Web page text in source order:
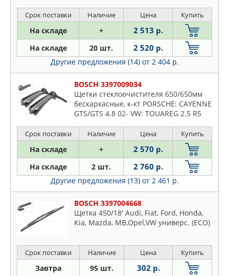
Rover Evoque, PORSCHE Cayenne
Срок поставки Наличие Цена Купить
На складе + 2 513 р.
На складе 20 шт. 2 520 р.
Другие предложения (14) от 2 404 р.
BOSCH 3397009034
Щетки стеклоочистителя 650/650мм
бескаркасные, к-кт PORSCHE: CAYENNE
GTS/GTS 4.8 02- VW: TOUAREG 2.5 R5
FSI/4.2 V8 FSI/5.0 R50 TDI
Срок поставки Наличие Цена Купить
На складе + 2 570 р.
На складе 2 шт. 2 760 р.
Другие предложения (13) от 2 461 р.
BOSCH 3397004668
Щетка 450/18' Audi, Fiat, Ford, Honda,
Kia, Mazda, MB,Opel,VW универс. (ECO)
Срок поставки Наличие Цена Купить
Завтра 95 шт. 302 р.